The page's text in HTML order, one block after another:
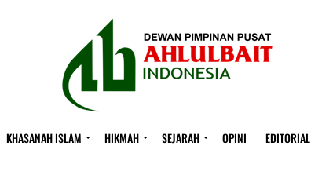
KHASANAH ISLAM HIKMAH SEJARAH OPINI EDITORIAL